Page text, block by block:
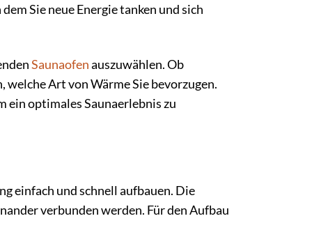
Sie neue Energie tanken und sich
Saunaofenauszuwählen. Ob
Art von Wärme Sie bevorzugen.
ein optimales Saunaerlebnis zu
einfach und schnell aufbauen. Die
verbunden werden. Für den Aufbau